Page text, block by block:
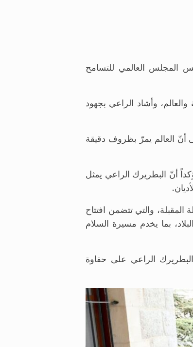
المجلس العالمي للتسامح
وأشاد الراعي بجهود
أنّ العالم يمرّ بظروف دقيقة
أنّ البطريرك الراعي يمثل
والتي تتضمن افتتاح
بما يخدم مسيرة السلام
البطريرك الراعي على حفاوة